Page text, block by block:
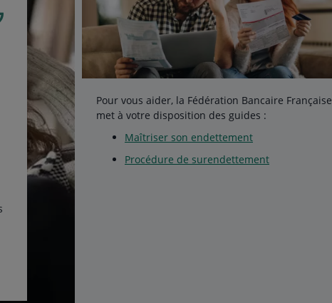
Pour vous aider, la Fédération Bancaire Française
met à votre disposition des guides :
Maîtriser son endettement
Procédure de surendettement